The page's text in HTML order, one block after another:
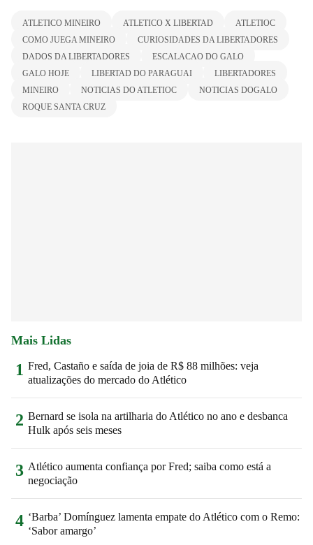
ATLETICO MINEIRO ATLETICO X LIBERTAD
ATLETIOC
COMO JUEGA MINEIRO
CURIOSIDADES DA LIBERTADORES
DADOS DA LIBERTADORES
ESCALACAO DO GALO
GALO HOJE
LIBERTAD DO PARAGUAI
LIBERTADORES
MINEIRO
NOTICIAS DO ATLETIOC
NOTICIAS DOGALO
ROQUE SANTA CRUZ
Mais Lidas
1 Fred, Castaño e saída de joia de R$ 88 milhões: veja
atualizações do mercado do Atlético
2 Bernard se isola na artilharia do Atlético no ano e desbanca
Hulk após seis meses
3 Atlético aumenta confiança por Fred; saiba como está a
negociação
4 ‘Barba’ Domínguez lamenta empate do Atlético com o Remo:
‘Sabor amargo’